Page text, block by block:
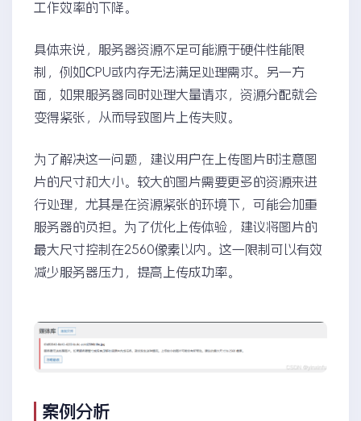
工作效率的下降。
具体来说，服务器资源不足可能源于硬件性能限
制，例如CPU或内存无法满足处理需求。另一方
面，如果服务器同时处理大量请求，资源分配就会
变得紧张，从而导致图片上传失败。
为了解决这一问题，建议用户在上传图片时注意图
片的尺寸和大小。较大的图片需要更多的资源来进
行处理，尤其是在资源紧张的环境下，可能会加重
服务器的负担。为了优化上传体验，建议将图片的
最大尺寸控制在2560像素以内。这一限制可以有效
减少服务器压力，提高上传成功率。
案例分析